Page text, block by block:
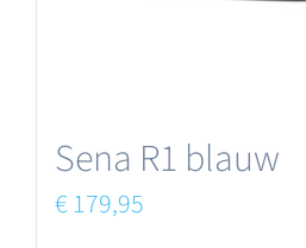
Sena R1 blauw
€179,95